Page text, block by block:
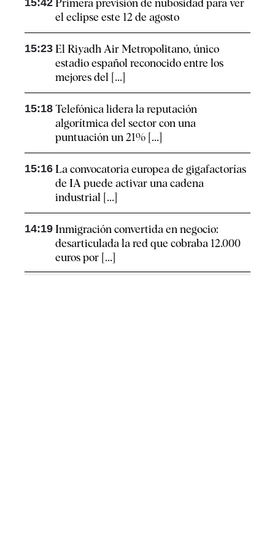
el eclipse este 12 de agosto
15:23 El Riyadh Air Metropolitano, único
estadio español reconocido entre los
mejores del [...]
15:18 Telefónica lidera la reputación
algorítmica del sector con una
puntuación un 21% [...]
15:16 La convocatoria europea de gigafactorías
de IA puede activar una cadena
industrial [...]
14:19 Inmigración convertida en negocio:
desarticulada la red que cobraba 12.000
euros por [...]